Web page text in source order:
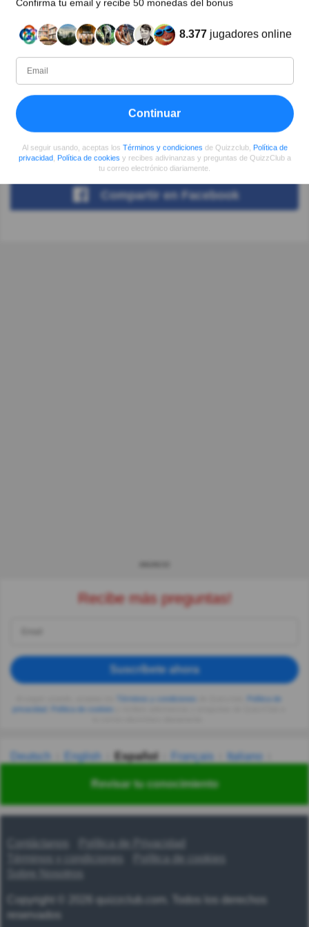
Revisar tu conocimiento
Jose Ignacio Flores D
09/2017 99 2138157 60
Compartir en Facebook
Recibe más preguntas!
Suscríbete ahora
Deutsch English Español Français
Italiano
Українська हिन्दी 한국어 汉语
Contáctanos
Política de Privacidad
Términos y condiciones
Copyright © 2026 quizzclub.com. Todos los derechos
reservados
Confirma tu email y recibe 50 monedas del bonus
8.377 jugadores online
Continuar
Al seguir usando, aceptas los Términos y condiciones de Quizzclub, Política de
privacidad, Política de cookies y recibes adivinanzas y preguntas de QuizzClub a
tu correo electrónico diariamente.